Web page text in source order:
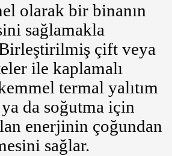
olarak bir binanın
sağlamakla
çift veya
ile kaplamalı
termal yalıtım
ya da soğutma için
enerjinin çoğundan
sağlar.